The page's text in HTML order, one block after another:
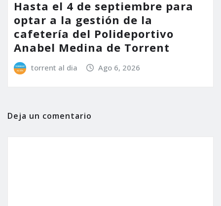
Hasta el 4 de septiembre para
optar a la gestión de la
cafetería del Polideportivo
Anabel Medina de Torrent
torrent al dia Ago 6, 2026
Deja un comentario